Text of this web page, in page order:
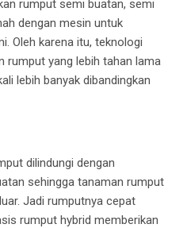
rumput semi buatan, semi
dengan mesin untuk
Oleh karena itu, teknologi
rumput yang lebih tahan lama
lebih banyak dibandingkan
dilindungi dengan
sehingga tanaman rumput
Jadi rumputnya cepat
rumput hybrid memberikan